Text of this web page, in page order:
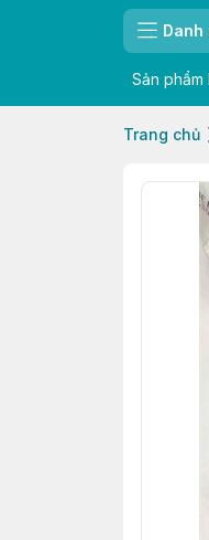
Danh
Sản
Trang chủ